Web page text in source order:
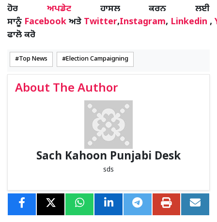
ਹੋਰ ਅਪਡੇਟਹਾਸਲ ਕਰਨ ਲਈ
ਸਾਨੂੰ Facebook ਅਤੇ Twitter,Instagram, Linkedin ,
ਫਾਲੋ ਕਰੋ
Top News Election Campaigning
About The Author
Sach Kahoon Punjabi Desk
sds